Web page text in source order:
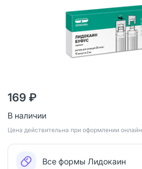
169 ₽
В наличии
Цена действительна при оформлении онлайн
Все формы Лидокаин